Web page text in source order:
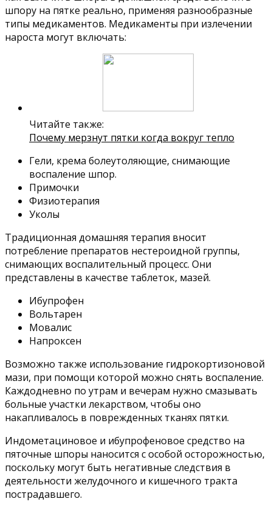
шпору на пятке реально, применяя разнообразные
типы медикаментов. Медикаменты при излечении
нароста могут включать:
Читайте также:
Почему мерзнут пятки когда вокруг тепло
Гели, крема болеутоляющие, снимающие
воспаление шпор.
Примочки
Физиотерапия
Уколы
Традиционная домашняя терапия вносит
потребление препаратов нестероидной группы,
снимающих воспалительный процесс. Они
представлены в качестве таблеток, мазей.
Ибупрофен
Вольтарен
Мовалис
Напроксен
Возможно также использование гидрокортизоновой
мази, при помощи которой можно снять воспаление.
Каждодневно по утрам и вечерам нужно смазывать
больные участки лекарством, чтобы оно
накапливалось в поврежденных тканях пятки.
Индометациновое и ибупрофеновое средство на
пяточные шпоры наносится с особой осторожностью,
поскольку могут быть негативные следствия в
деятельности желудочного и кишечного тракта
пострадавшего.